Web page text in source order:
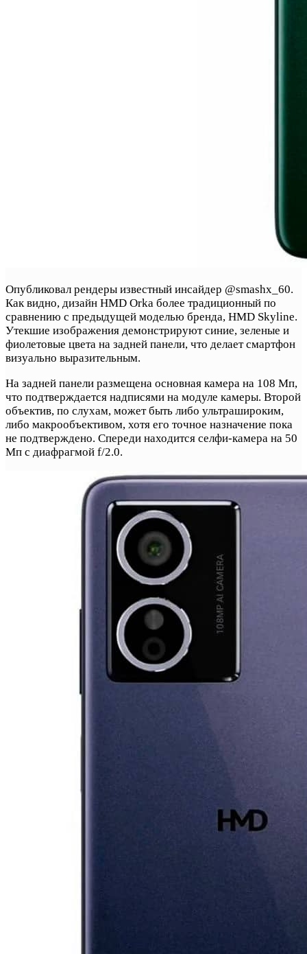
Опубликовал рендеры известный инсайдер @smashx_60.
Как видно, дизайн HMD Orka более традиционный по
сравнению с предыдущей моделью бренда, HMD Skyline.
Утекшие изображения демонстрируют синие, зеленые и
фиолетовые цвета на задней панели, что делает смартфон
визуально выразительным.
На задней панели размещена основная камера на 108 Мп,
что подтверждается надписями на модуле камеры. Второй
объектив, по слухам, может быть либо ультрашироким,
либо макрообъективом, хотя его точное назначение пока
не подтверждено. Спереди находится селфи-камера на 50
Мп с диафрагмой f/2.0.